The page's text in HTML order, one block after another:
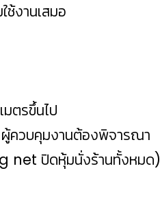
ช้งานเสมอ
ตรขึ้นไป
ผู้ควบคุมงานต้องพิจารณา
net ปิดหุ้มนั่งร้านทั้งหมด)